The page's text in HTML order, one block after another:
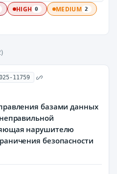
HIGH 0 MEDIUM 2
11759
базами данных
нарушителю
безопасности